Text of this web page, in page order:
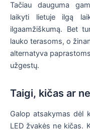
Tačiau dauguma
laikyti lietuje ilgą
ilgaamžiškumą. Bet
lauko terasoms, o
alternatyva
užgestų.
Taigi, kičas ar
Galop atsakymas dėl
LED žvakės ne kičas.